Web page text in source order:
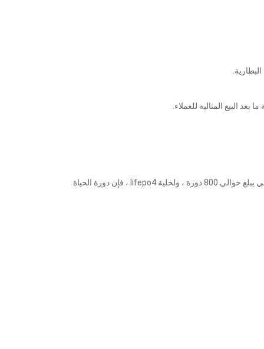
نحن ننتج حاليًا 18650/26650/21700/30700/4680 خلية أيون الليثيوم وخلية فوسفات الحديد الليثيوم ، وبطاريات الليثيوم أيون لها عمر افتراضي يبلغ حوالي 800 دورة ، ولخلية lifepo4 ، فإن دورة الحياة